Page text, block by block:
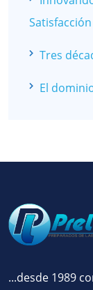
Tres
El
...desde 1989